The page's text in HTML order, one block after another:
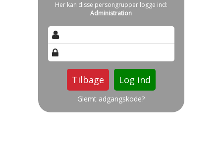
Her kan disse persongrupper logge ind:
Administration
Tilbage
Glemt adgangskode?